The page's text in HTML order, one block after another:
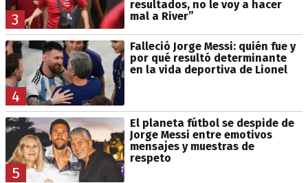
3
resultados, no le voy a hacer
mal a River”
4
Falleció Jorge Messi: quién fue y
por qué resultó determinante
en la vida deportiva de Lionel
5
El planeta fútbol se despide de
Jorge Messi entre emotivos
mensajes y muestras de
respeto